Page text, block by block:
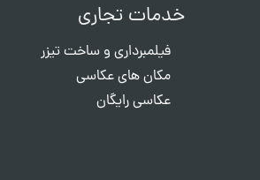
خدمات تجاری
فیلمبرداری و ساخت تیزر
مکان های عکاسی
عکاسی رایگان